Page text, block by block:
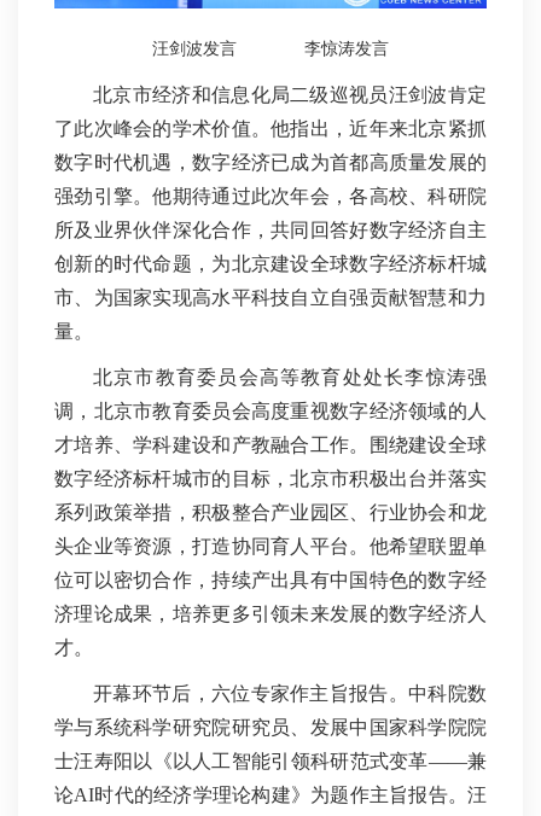
汪剑波发言 李惊涛发言
北京市经济和信息化局二级巡视员汪剑波肯定
了此次峰会的学术价值。他指出，近年来北京紧抓
数字时代机遇，数字经济已成为首都高质量发展的
强劲引擎。他期待通过此次年会，各高校、科研院
所及业界伙伴深化合作，共同回答好数字经济自主
创新的时代命题，为北京建设全球数字经济标杆城
市、为国家实现高水平科技自立自强贡献智慧和力
量。
北京市教育委员会高等教育处处长李惊涛强
调，北京市教育委员会高度重视数字经济领域的人
才培养、学科建设和产教融合工作。围绕建设全球
数字经济标杆城市的目标，北京市积极出台并落实
系列政策举措，积极整合产业园区、行业协会和龙
头企业等资源，打造协同育人平台。他希望联盟单
位可以密切合作，持续产出具有中国特色的数字经
济理论成果，培养更多引领未来发展的数字经济人
才。
开幕环节后，六位专家作主旨报告。中科院数
学与系统科学研究院研究员、发展中国家科学院院
士汪寿阳以《以人工智能引领科研范式变革——兼
论AI时代的经济学理论构建》为题作主旨报告。汪